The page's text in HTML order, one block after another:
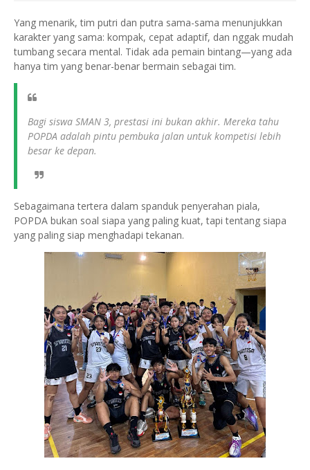
Yang menarik, tim putri dan putra sama-sama menunjukkan
karakter yang sama: kompak, cepat adaptif, dan nggak mudah
tumbang secara mental. Tidak ada pemain bintang—yang ada
hanya tim yang benar-benar bermain sebagai tim.
Bagi siswa SMAN 3, prestasi ini bukan akhir. Mereka tahu
POPDA adalah pintu pembuka jalan untuk kompetisi lebih
besar ke depan.
Sebagaimana tertera dalam spanduk penyerahan piala,
POPDA bukan soal siapa yang paling kuat, tapi tentang siapa
yang paling siap menghadapi tekanan.